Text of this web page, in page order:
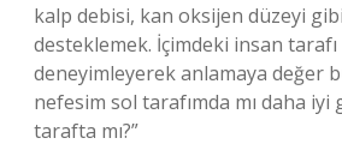
kalp debisi, kan oksijen düzeyi
desteklemek. İçimdeki insan
deneyimleyerek anlamaya değer
nefesim sol tarafımda mı daha iyi
tarafta mı?”